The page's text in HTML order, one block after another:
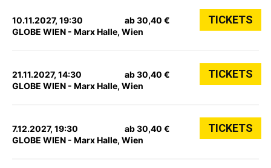
10.11.2027, 19:30
GLOBE WIEN - Marx Halle, Wien
ab 30,40 € TICKETS
21.11.2027, 14:30
GLOBE WIEN - Marx Halle, Wien
ab 30,40 € TICKETS
7.12.2027, 19:30
GLOBE WIEN - Marx Halle, Wien
ab 30,40 € TICKETS